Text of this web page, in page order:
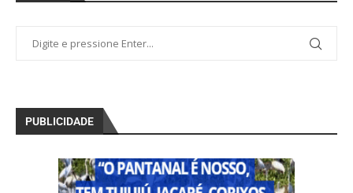
PUBLICIDADE